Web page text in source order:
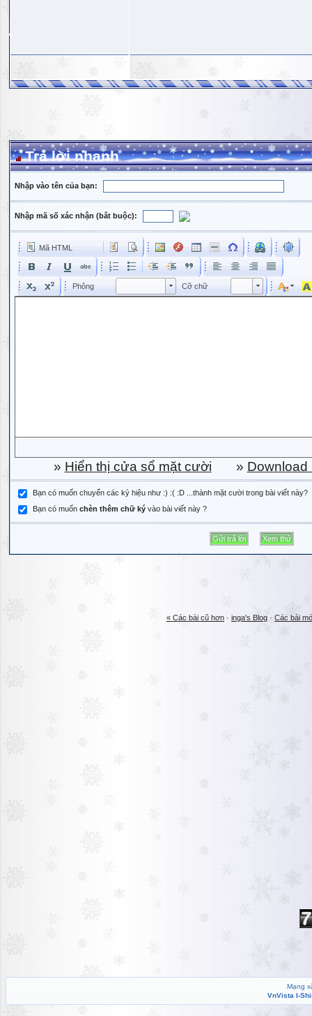
Trả lời nhanh
Nhập vào tên của bạn:
Nhập mã số xác nhận (bắt buộc):
Mã HTML
Phông Phông Cỡ chữ Kích cỡ phông
» Hiển thị cửa sổ mặt cười » Download
Bạn có muốn chuyển các ký hiệu như :) :( :D ...thành mặt cười trong bài viết này?
Bạn có muốn chèn thêm chữ ký vào bài viết này ?
« Các bài cũ hơn · inga's Blog · Các bài
Mạng
VnVista I-